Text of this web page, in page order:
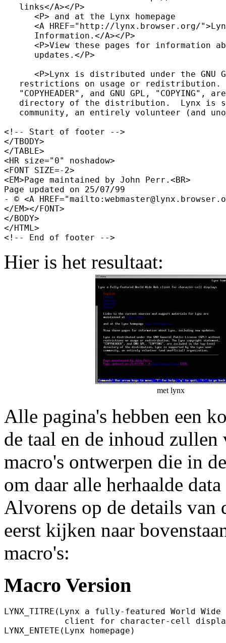
   links</A></P>
      <P> and at the Lynx homepage
<A HREF="http://lynx.browser.org/
      Information.</A></P>
<P>View these pages for information
      updates.</P>
<P>Lynx is distributed under the GNU
restrictions on usage or
"COPYHEADER", and GNU GPL, "COPYING",
directory of the distribution.  Lynx is
community, an entirely volunteer (and
<!-- Start of footer -->
</TBODY>
</TABLE>
<HR size="0" noshadow>
<FONT SIZE=-2>
<EM>Page maintained by John Perr.<BR>
Page updated on 25/07/99
- © <A
</EM></FONT>
</BODY>
</HTML>
Hier is het resultaat:
met lynx
Alle pagina's hebben een
de taal en de inhoud
macro's ontwerpen die in
om daar alle herhaalde
Alvorens op de details van
eerst kijken naar
macro's:
Macro Version
LYNX_TITRE(Lynx a fully-featured World Wide
client for character-cell
LYNX_ENTETE(Lynx homepage)